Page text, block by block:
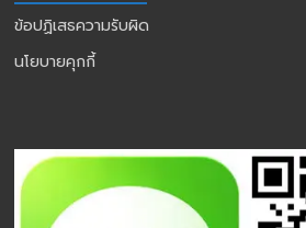
ข้อปฏิเสธความรับผิด
นโยบายคุกกี้